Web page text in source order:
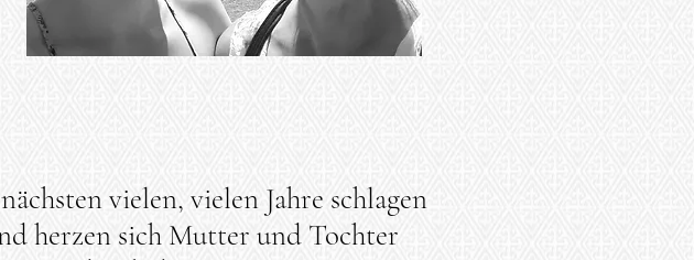
vielen, vielen Jahre schlagen
herzen sich Mutter und Tochter